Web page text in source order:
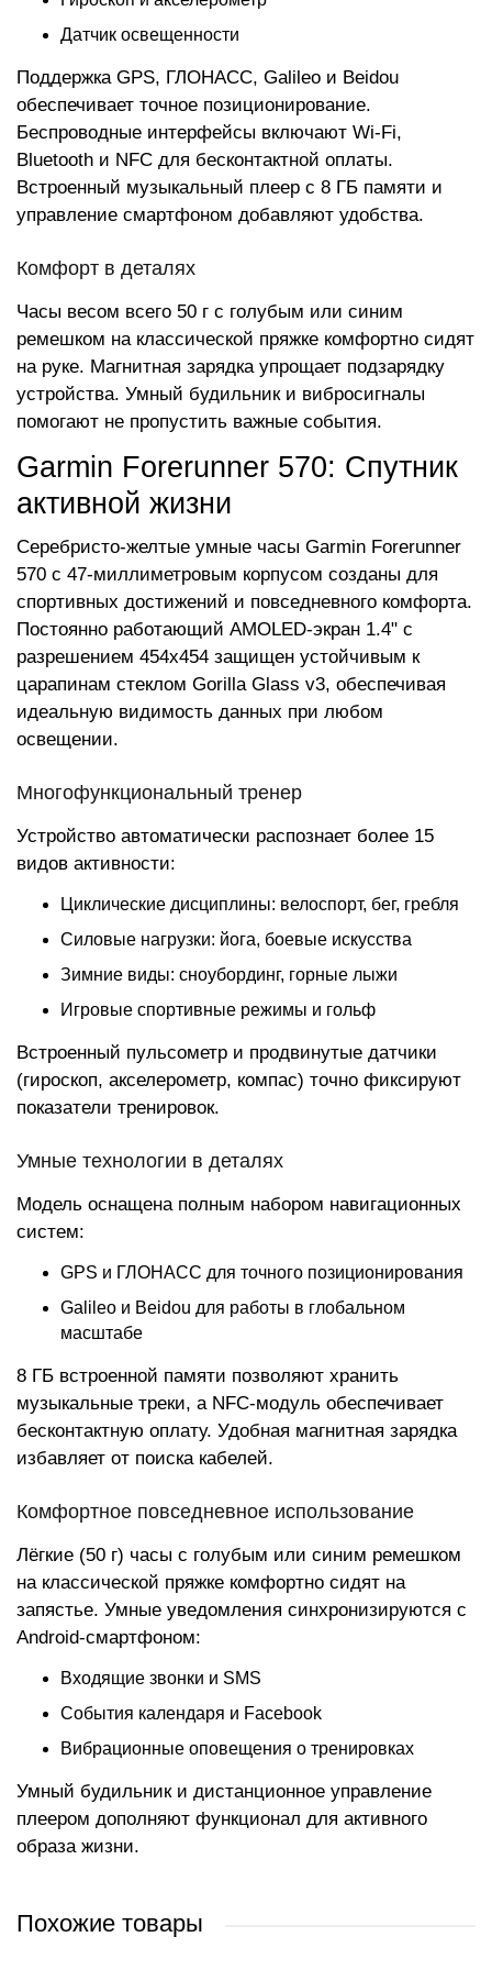
Датчик освещенности
Поддержка GPS, ГЛОНАСС, Galileo и Beidou
обеспечивает точное позиционирование.
Беспроводные интерфейсы включают Wi-Fi,
Bluetooth и NFC для бесконтактной оплаты.
Встроенный музыкальный плеер с 8 ГБ памяти и
управление смартфоном добавляют удобства.
Комфорт в деталях
Часы весом всего 50 г с голубым или синим
ремешком на классической пряжке комфортно сидят
на руке. Магнитная зарядка упрощает подзарядку
устройства. Умный будильник и вибросигналы
помогают не пропустить важные события.
Garmin Forerunner 570: Спутник
активной жизни
Серебристо-желтые умные часы Garmin Forerunner
570 с 47-миллиметровым корпусом созданы для
спортивных достижений и повседневного комфорта.
Постоянно работающий AMOLED-экран 1.4" с
разрешением 454x454 защищен устойчивым к
царапинам стеклом Gorilla Glass v3, обеспечивая
идеальную видимость данных при любом
освещении.
Многофункциональный тренер
Устройство автоматически распознает более 15
видов активности:
Циклические дисциплины: велоспорт, бег, гребля
Силовые нагрузки: йога, боевые искусства
Зимние виды: сноубординг, горные лыжи
Игровые спортивные режимы и гольф
Встроенный пульсометр и продвинутые датчики
(гироскоп, акселерометр, компас) точно фиксируют
показатели тренировок.
Умные технологии в деталях
Модель оснащена полным набором навигационных
систем:
GPS и ГЛОНАСС для точного позиционирования
Galileo и Beidou для работы в глобальном
масштабе
8 ГБ встроенной памяти позволяют хранить
музыкальные треки, а NFC-модуль обеспечивает
бесконтактную оплату. Удобная магнитная зарядка
избавляет от поиска кабелей.
Комфортное повседневное использование
Лёгкие (50 г) часы с голубым или синим ремешком
на классической пряжке комфортно сидят на
запястье. Умные уведомления синхронизируются с
Android-смартфоном:
Входящие звонки и SMS
События календаря и Facebook
Вибрационные оповещения о тренировках
Умный будильник и дистанционное управление
плеером дополняют функционал для активного
образа жизни.
Похожие товары